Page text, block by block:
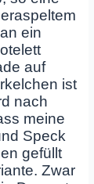
ein
auf
ist
nach
meine
Speck
gefüllt
Zwar